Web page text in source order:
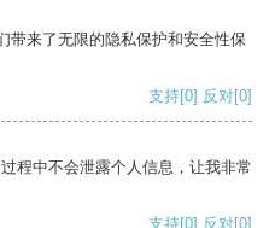
带来了无限的隐私保护和安全性保
支持[0] 反对[0]
程中不会泄露个人信息，让我非常
支持[0] 反对[0]